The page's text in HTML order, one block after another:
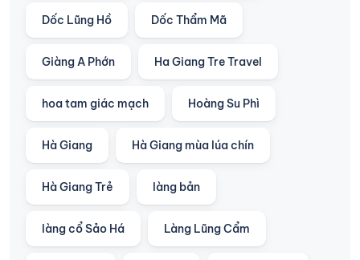
Dốc Lũng Hồ Dốc Thẩm Mã
Giàng A Phớn Ha Giang Tre Travel
hoa tam giác mạch Hoàng Su Phì
Hà Giang Hà Giang mùa lúa chín
Hà Giang Trẻ làng bản
làng cổ Sảo Há Làng Lũng Cẩm